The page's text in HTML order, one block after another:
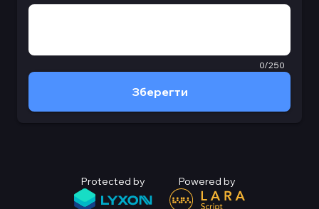
0/250
Зберегти
Protected by Powered by